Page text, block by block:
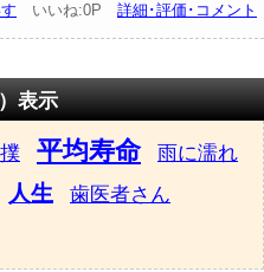
いいね:0P 詳細･評価･コメント
表示
平均寿命
雨に濡れ
人生 歯医者さん